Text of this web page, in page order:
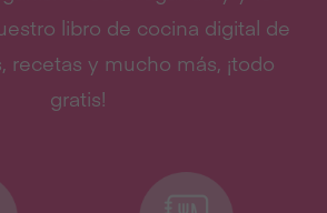
libro de cocina digital de
recetas y mucho más, ¡todo
gratis!